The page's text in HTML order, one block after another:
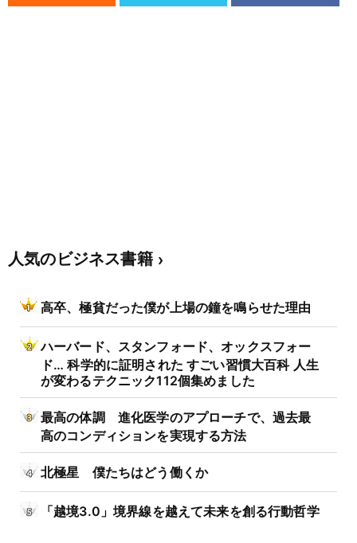
人気のビジネス書籍
高卒、極貧だった僕が上場の鐘を鳴らせた理由
ハーバード、スタンフォード、オックスフォー
ド… 科学的に証明された すごい習慣大百科 人生
が変わるテクニック112個集めました
最高の体調 進化医学のアプローチで、過去最
高のコンディションを実現する方法
北極星 僕たちはどう働くか
「越境3.0」境界線を越えて未来を創る行動哲学